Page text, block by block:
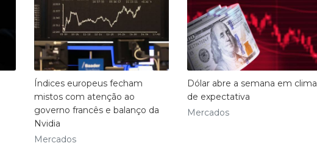
Índices europeus fecham
mistos com atenção ao
governo francês e balanço da
Nvidia
Mercados
Dólar abre a semana em clima
de expectativa
Mercados